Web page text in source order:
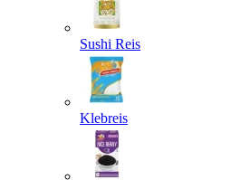
Sushi Reis
Klebreis